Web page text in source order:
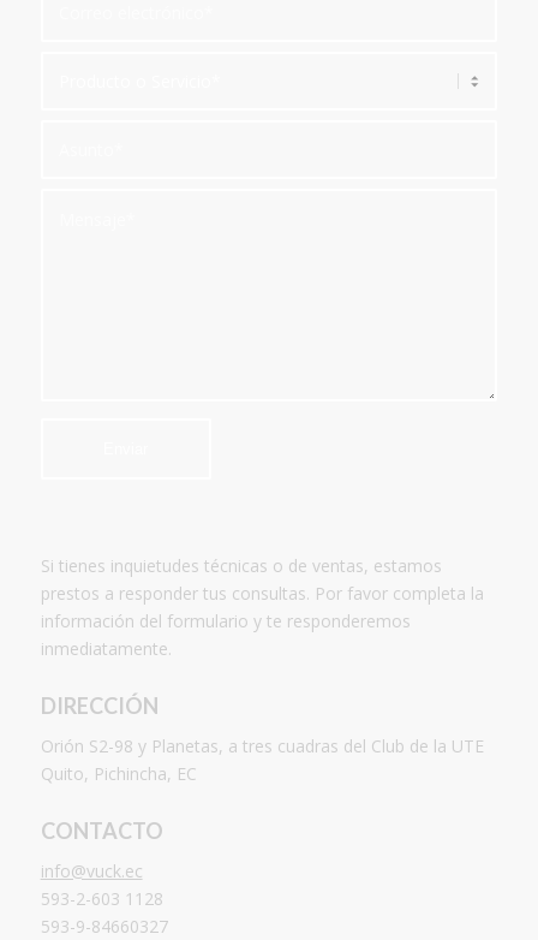
Si tienes inquietudes técnicas o de ventas, estamos
prestos a responder tus consultas. Por favor completa la
información del formulario y te responderemos
inmediatamente.
DIRECCIÓN
Orión S2-98 y Planetas, a tres cuadras del Club de la UTE
Quito, Pichincha, EC
CONTACTO
info@vuck.ec
593-2-603 1128
593-9-84660327